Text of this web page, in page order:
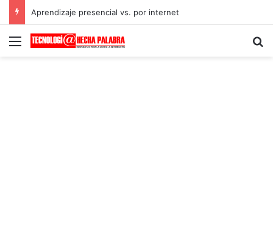
Aprendizaje presencial vs. por internet
Menú